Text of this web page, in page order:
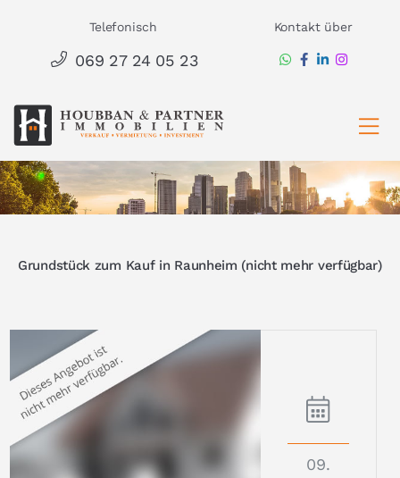
springen
Telefonisch
069 27 24 05 23
Kontakt über
Grundstück zum Kauf in Raunheim (nicht mehr verfügbar)
09.